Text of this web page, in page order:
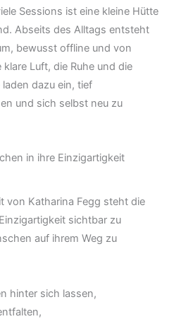
Sessions ist eine kleine Hütte
Abseits des Alltags entsteht
bewusst offline und von
Luft, die Ruhe und die
dazu ein, tief
und sich selbst neu zu
in ihre Einzigartigkeit
von Katharina Fegg steht die
sichtbar zu
auf ihrem Weg zu
hinter sich lassen,